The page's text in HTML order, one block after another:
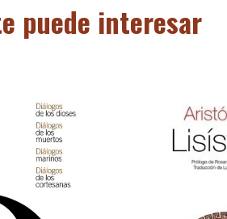
puede interesar